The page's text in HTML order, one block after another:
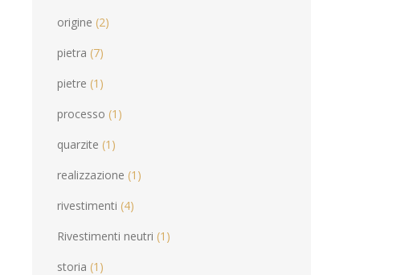
origine (2)
pietra (7)
pietre (1)
processo (1)
quarzite (1)
realizzazione (1)
rivestimenti (4)
Rivestimenti neutri (1)
storia (1)